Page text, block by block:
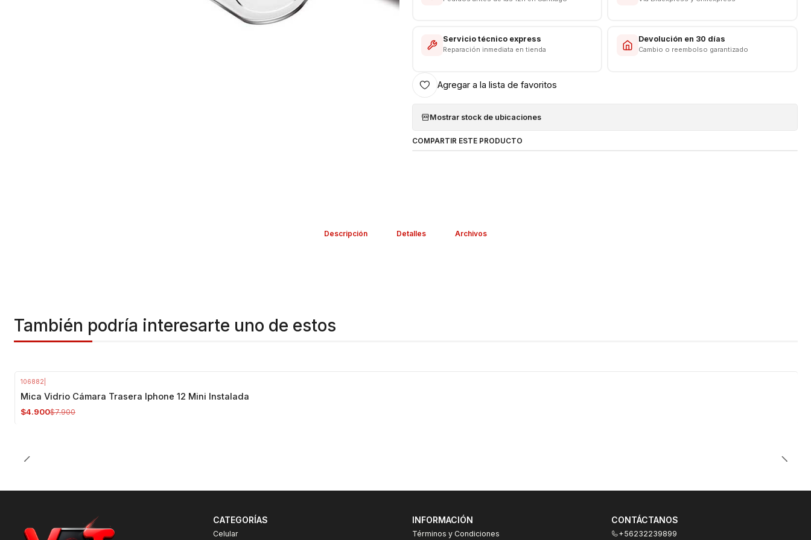
Servicio técnico express
Reparación inmediata en tienda
Devolución en 30 días
Cambio o reembolso garantizado
Agregar a la lista de favoritos
Mostrar stock de ubicaciones
COMPARTIR ESTE PRODUCTO
Descripción Detalles Archivos
También podría interesarte uno de estos
106882
Mica Vidrio Cámara Trasera Iphone 12 Mini Instalada
$4.900$7.900
CATEGORÍAS
Celular
INFORMACIÓN
Términos y Condiciones
CONTÁCTANOS
+56232239899